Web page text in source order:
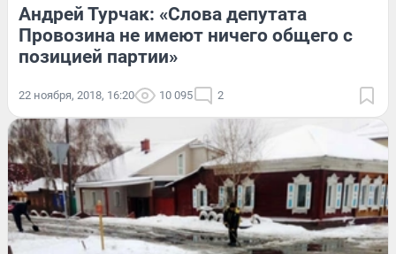
Андрей Турчак: «Слова депутата
Провозина не имеют ничего общего с
позицией партии»
22 ноября, 2018, 16:20 10 095 2